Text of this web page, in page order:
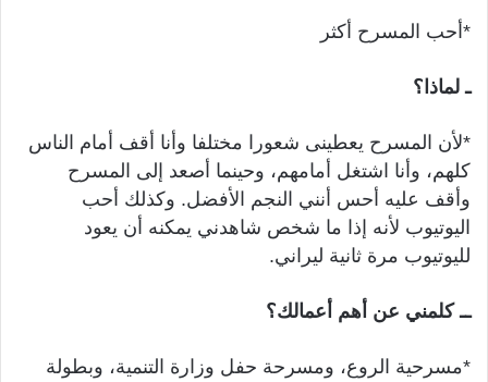
*أحب المسرح أكثر
ـ لماذا؟
*لأن المسرح يعطينى شعورا مختلفا وأنا أقف أمام الناس
كلهم، وأنا اشتغل أمامهم، وحينما أصعد إلى المسرح
وأقف عليه أحس أنني النجم الأفضل. وكذلك أحب
اليوتيوب لأنه إذا ما شخص شاهدني يمكنه أن يعود
لليوتيوب مرة ثانية ليراني.
ــ كلمني عن أهم أعمالك؟
*مسرحية الروع، ومسرحة حفل وزارة التنمية، وبطولة